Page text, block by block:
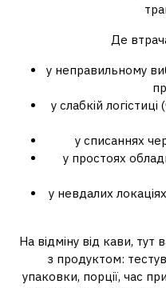
Де
у неправильному
у слабкій
у списаннях
у простоях
у невдалих
На відміну від кави,
з продуктом:
упаковки, порції, час